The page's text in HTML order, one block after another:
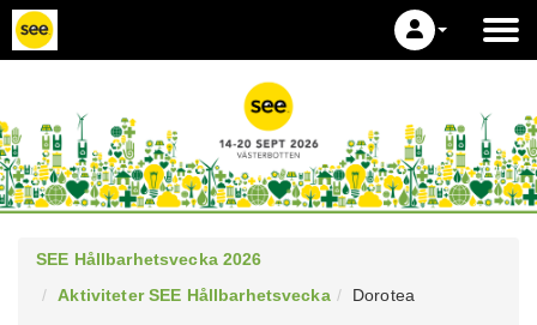
SEE Hållbarhetsvecka 2026
Aktiviteter SEE Hållbarhetsvecka
Dorotea